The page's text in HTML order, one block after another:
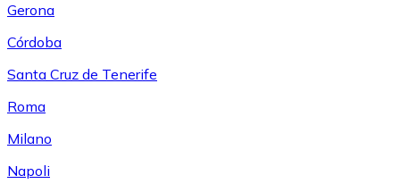
Gerona
Córdoba
Santa Cruz de Tenerife
Roma
Milano
Napoli